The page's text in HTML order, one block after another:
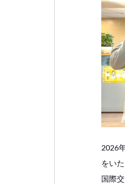
2026
をい
国際